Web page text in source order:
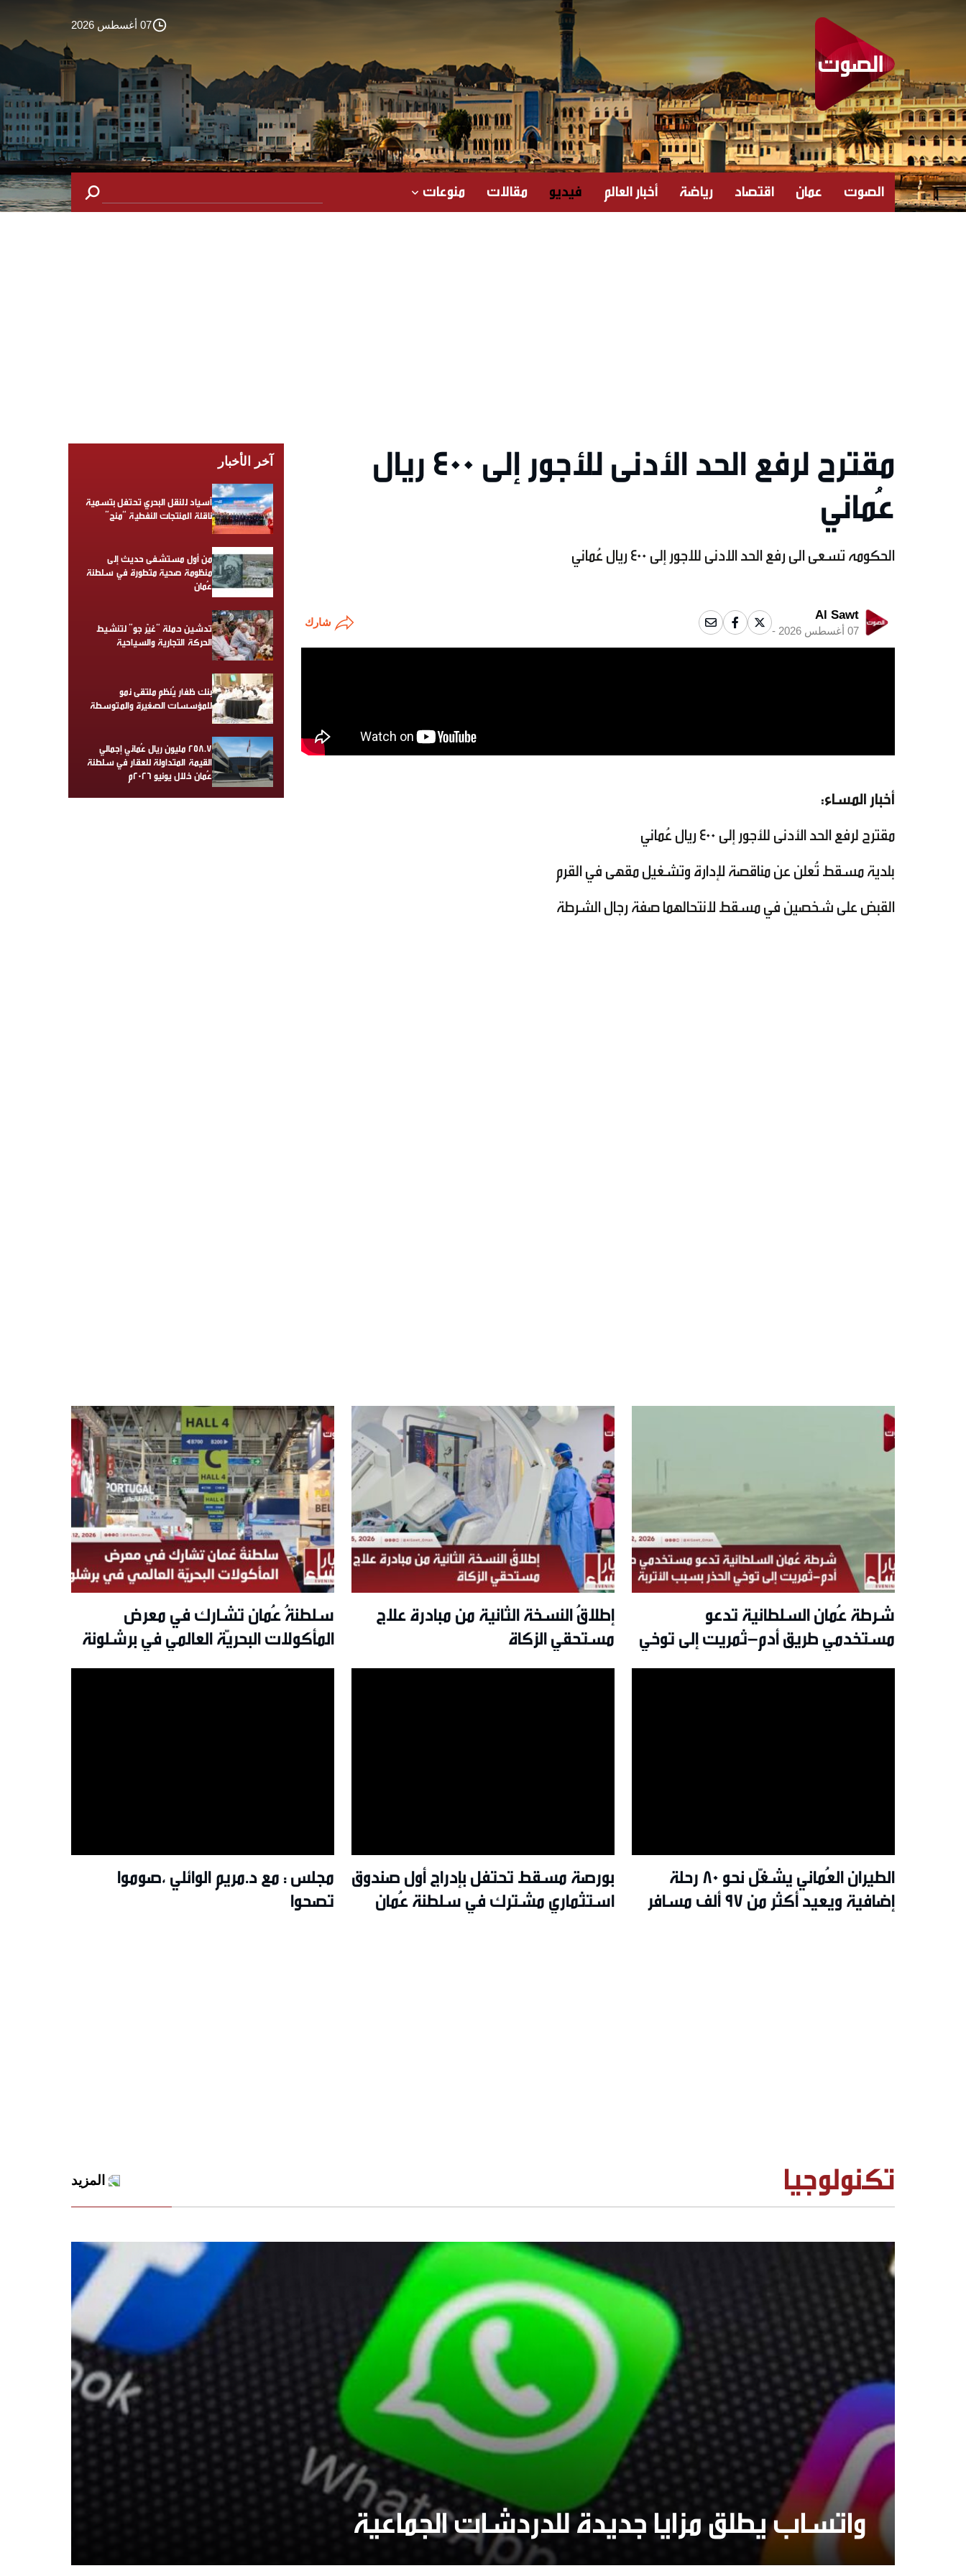
07 أغسطس 2026
الصوت عمان اقتصاد رياضة أخبار العالم فيديو مقالات منوعات
مقترح لرفع الحد الأدنى للأجور إلى 400 ريال
عُماني
الحكومه تسعى الى رفع الحد الادنى للاجور إلى 400 ريال عُماني
Al Sawt
07 أغسطس 2026 -
شارك
أخبار المساء:
مقترح لرفع الحد الأدنى للأجور إلى 400 ريال عُماني
بلدية مسقط تُعلن عن مناقصة لإدارة وتشغيل مقهى في القرم
القبض على شخصين في مسقط لانتحالهما صفة رجال الشرطة
آخر الأخبار
أسياد للنقل البحري تحتفل بتسمية
ناقلة المنتجات النفطية “منح”
من أول مستشفى حديث إلى
منظومة صحية متطورة في سلطنة
عُمان
تدشين حملة “غيّر جو” لتنشيط
الحركة التجارية والسياحية
بنك ظفار يُنظم ملتقى نمو
للمؤسسات الصغيرة والمتوسطة
258.7 مليون ريال عُماني إجمالي
القيمة المتداولة للعقار في سلطنة
عُمان خلال يونيو 2026م
شرطة عُمان السلطانية تدعو
مستخدمي طريق أدم–ثمريت إلى توخي
إطلاقُ النسخة الثانية من مبادرة علاج
مستحقي الزكاة
سلطنةُ عُمان تشارك في معرض
المأكولات البحريّة العالمي في برشلونة
الطيران العُماني يشغّل نحو 80 رحلة
إضافية ويعيد أكثر من 97 ألف مسافر
بورصة مسقط تحتفل بإدراج أول صندوق
استثماري مشترك في سلطنة عُمان
مجلس : مع د.مريم الوائلي ،صوموا
تصحوا
تكنولوجيا المزيد
واتساب يطلق مزايا جديدة للدردشات الجماعية